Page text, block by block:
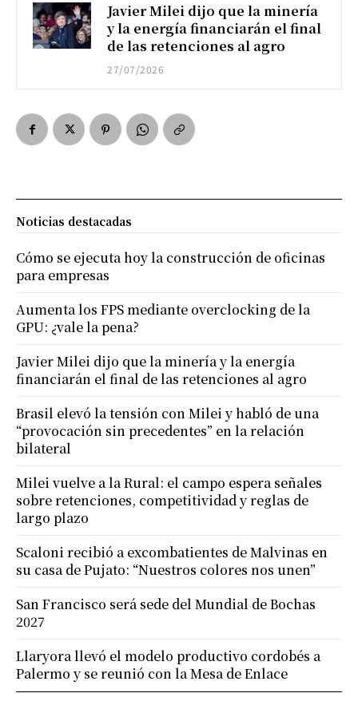
Javier Milei dijo que la minería
y la energía financiarán el final
de las retenciones al agro
27/07/2026
Noticias destacadas
Cómo se ejecuta hoy la construcción de oficinas
para empresas
Aumenta los FPS mediante overclocking de la
GPU: ¿vale la pena?
Javier Milei dijo que la minería y la energía
financiarán el final de las retenciones al agro
Brasil elevó la tensión con Milei y habló de una
“provocación sin precedentes” en la relación
bilateral
Milei vuelve a la Rural: el campo espera señales
sobre retenciones, competitividad y reglas de
largo plazo
Scaloni recibió a excombatientes de Malvinas en
su casa de Pujato: “Nuestros colores nos unen”
San Francisco será sede del Mundial de Bochas
2027
Llaryora llevó el modelo productivo cordobés a
Palermo y se reunió con la Mesa de Enlace